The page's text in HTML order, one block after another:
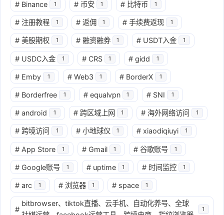
# Binance 1 # 币安 1 # 比特币 1
# 注册教程 1 # 返佣 1 # 手续费返现 1
# 美股期权 1 # 融资融券 1 # USDT入金 1
# USDC入金 1 # CRS 1 # gidd 1
# Emby 1 # Web3 1 # BorderX 1
# Borderfree 1 # equalvpn 1 # SNI 1
# android 1 # 跨区域上网 1 # 海外网络访问 1
# 跨境访问 1 # 小地球仪 1 # xiaodiqiuyi 1
# App Store 1 # Gmail 1 # 谷歌账号 1
# Google账号 1 # uptime 1 # 时间监控 1
# arc 1 # 浏览器 1 # space 1
#
bitbrowser、tiktok直播、云手机、自动化养号、全球
1